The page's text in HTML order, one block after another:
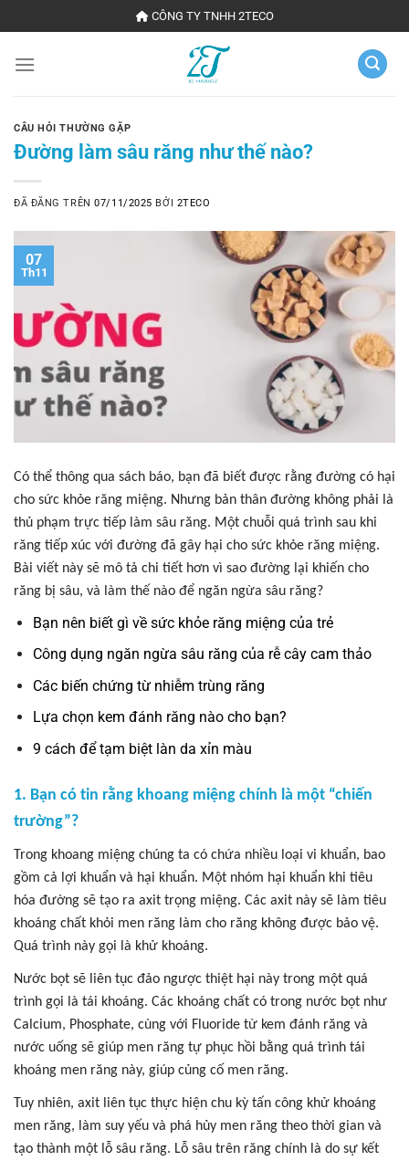
đến
nội
CÔNG TY TNHH 2TECO
CÂU HỎI THƯỜNG GẶP
Đường làm sâu răng như thế nào?
ĐÃ ĐĂNG TRÊN07/11/2025 BỞI 2TECO
07
Th11
Có thể thông qua sách báo, bạn đã biết được rằng đường có hại
cho sức khỏe răng miệng. Nhưng bản thân đường không phải là
thủ phạm trực tiếp làm sâu răng. Một chuỗi quá trình sau khi
răng tiếp xúc với đường đã gây hại cho sức khỏe răng miệng.
Bài viết này sẽ mô tả chi tiết hơn vì sao đường lại khiến cho
răng bị sâu, và làm thế nào để ngăn ngừa sâu răng?
Bạn nên biết gì về sức khỏe răng miệng của trẻ
Công dụng ngăn ngừa sâu răng của rễ cây cam thảo
Các biến chứng từ nhiễm trùng răng
Lựa chọn kem đánh răng nào cho bạn?
9 cách để tạm biệt làn da xỉn màu
1. Bạn có tin rằng khoang miệng chính là một “chiến
trường”?
Trong khoang miệng chúng ta có chứa nhiều loại vi khuẩn, bao
gồm cả lợi khuẩn và hại khuẩn. Một nhóm hại khuẩn khi tiêu
hóa đường sẽ tạo ra axit trọng miệng. Các axit này sẽ làm tiêu
khoáng chất khỏi men răng làm cho răng không được bảo vệ.
Quá trình này gọi là khử khoáng.
Nước bọt sẽ liên tục đảo ngược thiệt hại này trong một quá
trình gọi là tái khoáng. Các khoáng chất có trong nước bọt như
Calcium, Phosphate, cùng với Fluoride từ kem đánh răng và
nước uống sẽ giúp men răng tự phục hồi bằng quá trình tái
khoáng men răng này, giúp củng cố men răng.
Tuy nhiên, axit liên tục thực hiện chu kỳ tấn công khử khoáng
men răng, làm suy yếu và phá hủy men răng theo thời gian và
tạo thành một lỗ sâu răng. Lỗ sâu trên răng chính là do sự kết